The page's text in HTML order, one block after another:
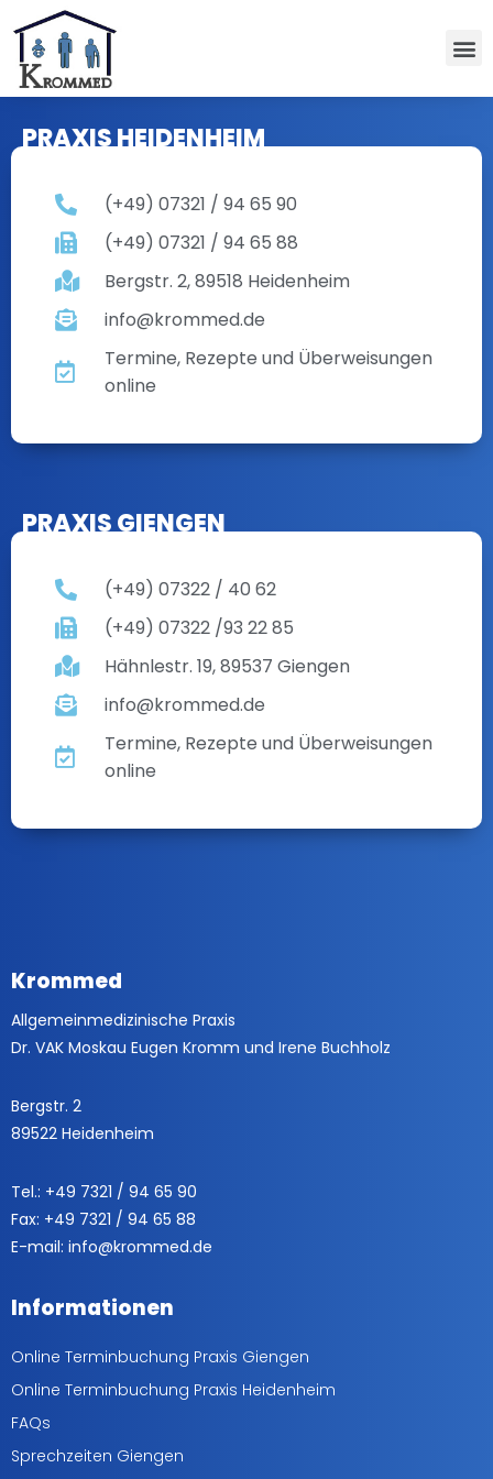
PRAXIS HEIDENHEIM
(+49) 07321 / 94 65 90
(+49) 07321 / 94 65 88
Bergstr. 2, 89518 Heidenheim
info@krommed.de
Termine, Rezepte und Überweisungen
online
PRAXIS GIENGEN
(+49) 07322 / 40 62
(+49) 07322 /93 22 85
Hähnlestr. 19, 89537 Giengen
info@krommed.de
Termine, Rezepte und Überweisungen
online
Krommed
Allgemeinmedizinische Praxis
Dr. VAK Moskau Eugen Kromm und Irene Buchholz
Bergstr. 2
89522 Heidenheim
Tel.: +49 7321 / 94 65 90
Fax: +49 7321 / 94 65 88
E-mail: info@krommed.de
Informationen
Online Terminbuchung Praxis Giengen
Online Terminbuchung Praxis Heidenheim
FAQs
Sprechzeiten Giengen